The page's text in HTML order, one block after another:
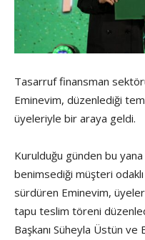
Tasarruf finansman
Eminevim, düzenlediği
üyeleriyle bir araya geldi.
Kurulduğu günden bu yana
benimsediği müşteri odaklı
sürdüren Eminevim,
tapu teslim töreni
Başkanı Süheyla Üstün